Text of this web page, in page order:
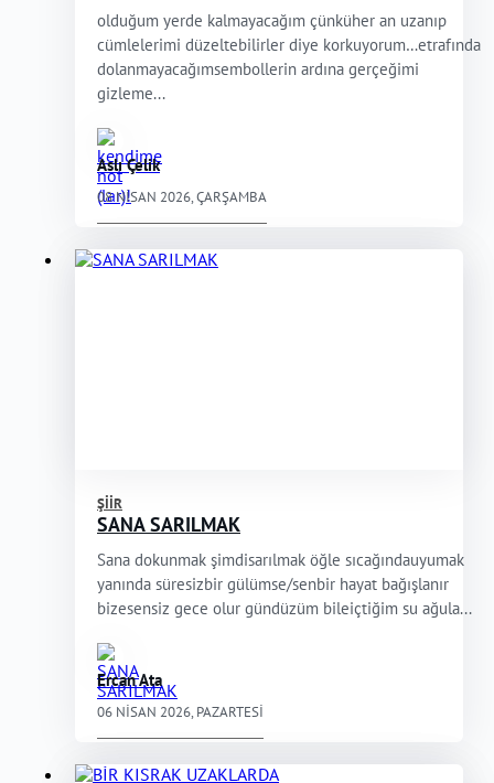
olduğum yerde kalmayacağım çünküher an uzanıp
cümlelerimi düzeltebilirler diye korkuyorum…etrafında
dolanmayacağımsembollerin ardına gerçeğimi
gizleme...
Aslı Çelik
08 NISAN 2026, ÇARŞAMBA
ŞIIR
SANA SARILMAK
Sana dokunmak şimdisarılmak öğle sıcağındauyumak
yanında süresizbir gülümse/senbir hayat bağışlanır
bizesensiz gece olur gündüzüm bileiçtiğim su ağula...
Ercan Ata
06 NISAN 2026, PAZARTESI